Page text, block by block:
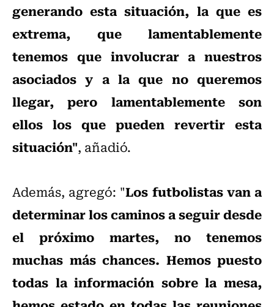
generando esta situación, la que es
extrema, que lamentablemente
tenemos que involucrar a nuestros
asociados y a la que no queremos
llegar, pero lamentablemente son
ellos los que pueden revertir esta
situación", añadió.
Además, agregó: "Los futbolistas van a
determinar los caminos a seguir desde
el próximo martes, no tenemos
muchas más chances. Hemos puesto
todas la información sobre la mesa,